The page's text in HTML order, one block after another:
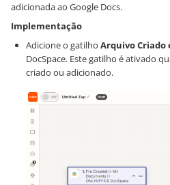
adicionada ao Google Docs.
Implementação
Adicione o gatilho Arquivo Criado
DocSpace. Este gatilho é ativado
criado ou adicionado.